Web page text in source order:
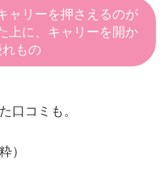
ャリーを押さえるのが
上に、キャリーを開か
もの
口コミも。
）